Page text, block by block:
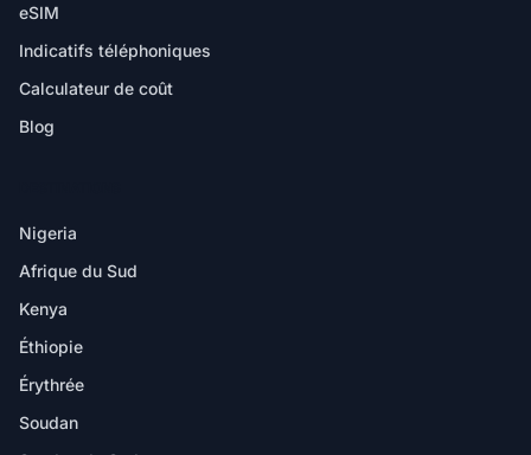
eSIM
Indicatifs téléphoniques
Calculateur de coût
Blog
Nigeria
Afrique du Sud
Kenya
Éthiopie
Érythrée
Soudan